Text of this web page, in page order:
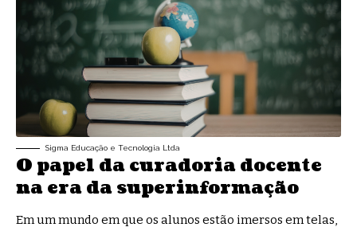
Sigma Educação e Tecnologia Ltda
O papel da curadoria docente
na era da superinformação
Em um mundo em que os alunos estão imersos em telas,